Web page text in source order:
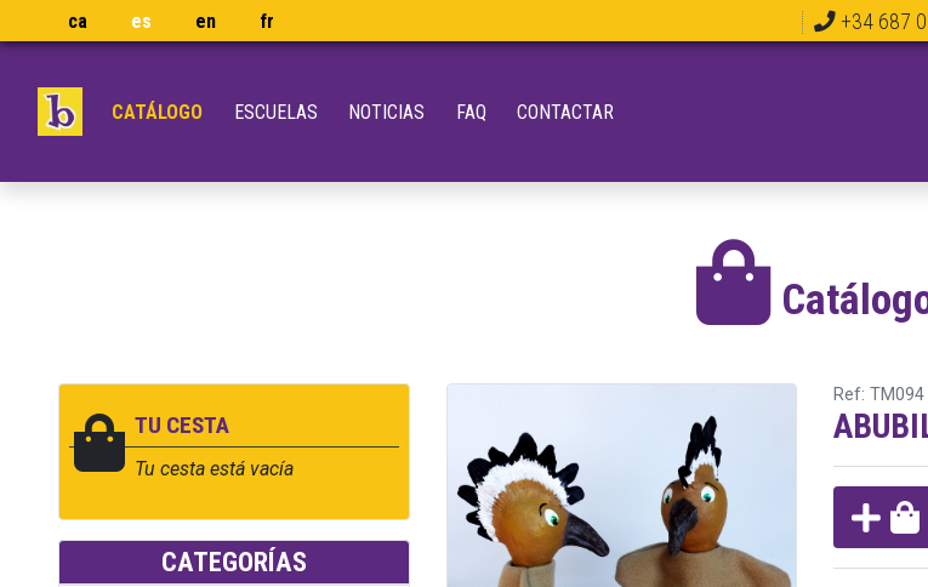
ca es en fr +34 687
CATÁLOGO ESCUELAS NOTICIAS FAQ CONTACTAR
TU CESTA
Tu cesta está vacía
CATEGORÍAS
Ref: TM094